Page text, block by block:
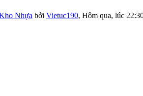
Nhựa bởi Vietuc190, Hôm qua, lúc